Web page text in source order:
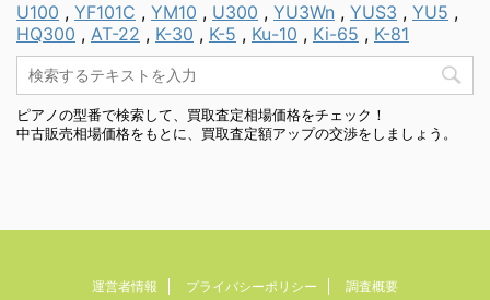
U100 , YF101C , YM10 , U300 , YU3Wn , YUS3 , YU5 ,
HQ300 , AT-22 , K-30 , K-5 , Ku-10 , Ki-65 , K-81
ピアノの型番で検索して、買取査定相場価格をチェック！
中古販売相場価格をもとに、買取査定額アップの交渉をしましょう。
運営者情報 プライバシーポリシー 調査概要